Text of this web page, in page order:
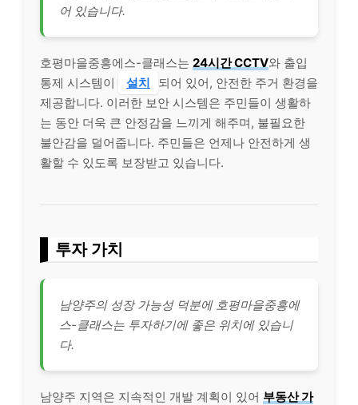
어 있습니다.
호평마을중흥에스-클래스는 24시간 CCTV와 출입
통제 시스템이
설치
되어 있어, 안전한 주거 환경을
제공합니다. 이러한 보안 시스템은 주민들이 생활하
는 동안 더욱 큰 안정감을 느끼게 해주며, 불필요한
불안감을 덜어줍니다. 주민들은 언제나 안전하게 생
활할 수 있도록 보장받고 있습니다.
투자 가치
남양주의 성장 가능성 덕분에 호평마을중흥에
스-클래스는 투자하기에 좋은 위치에 있습니
다.
남양주 지역은 지속적인 개발 계획이 있어 부동산 가